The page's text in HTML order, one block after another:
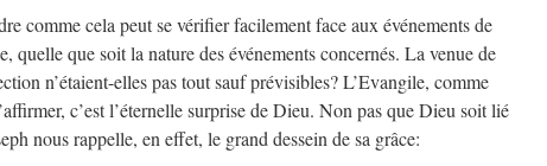
comme cela peut se vérifier facilement face aux événements de
quelle que soit la nature des événements concernés. La venue de
n’étaient-elles pas tout sauf prévisibles? L’Evangile, comme
c’est l’éternelle surprise de Dieu. Non pas que Dieu soit lié
nous rappelle, en effet, le grand dessein de sa grâce: